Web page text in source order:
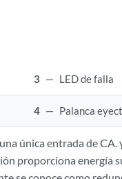
3 — LED de falla
4 — Palanca
única entrada de CA.
proporciona energía